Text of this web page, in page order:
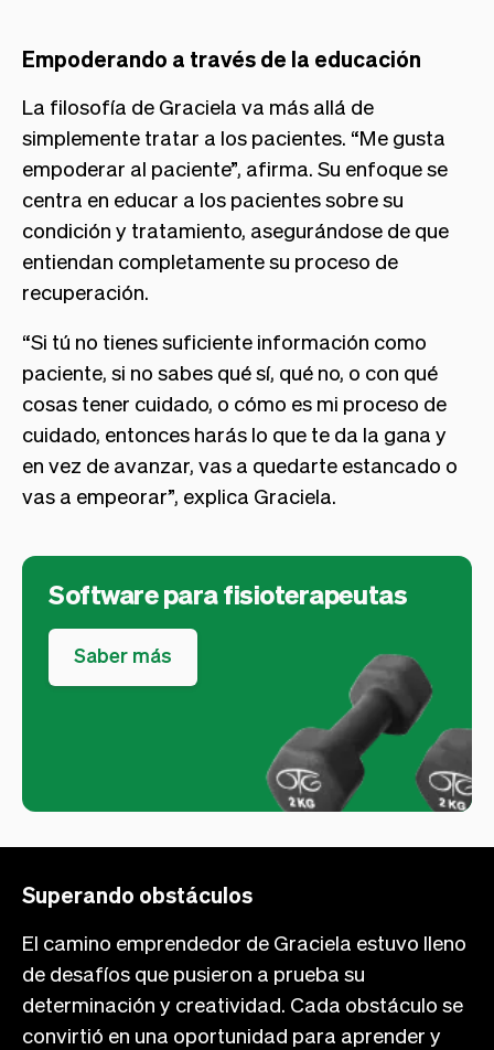
Empoderando a través de la educación
La filosofía de Graciela va más allá de
simplemente tratar a los pacientes. “Me gusta
empoderar al paciente”, afirma. Su enfoque se
centra en educar a los pacientes sobre su
condición y tratamiento, asegurándose de que
entiendan completamente su proceso de
recuperación.
“Si tú no tienes suficiente información como
paciente, si no sabes qué sí, qué no, o con qué
cosas tener cuidado, o cómo es mi proceso de
cuidado, entonces harás lo que te da la gana y
en vez de avanzar, vas a quedarte estancado o
vas a empeorar”, explica Graciela.
Software para fisioterapeutas
Saber más
Superando obstáculos
El camino emprendedor de Graciela estuvo lleno
de desafíos que pusieron a prueba su
determinación y creatividad. Cada obstáculo se
convirtió en una oportunidad para aprender y